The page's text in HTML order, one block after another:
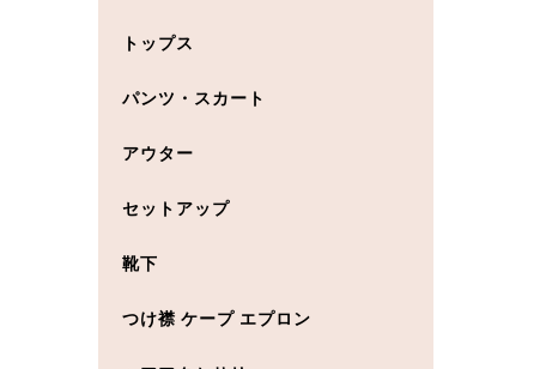
トップス
パンツ・スカート
アウター
セットアップ
靴下
つけ襟 ケープ エプロン